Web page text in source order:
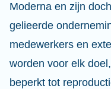
Moderna en zijn
gelieerde
medewerkers en
worden voor elk
beperkt tot